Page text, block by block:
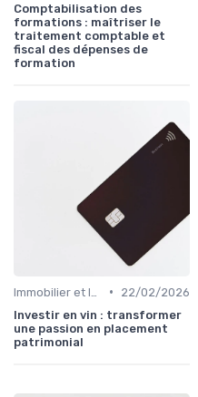
Comptabilisation des
formations : maîtriser le
traitement comptable et
fiscal des dépenses de
formation
•
22/02/2026
Investir en vin : transformer
une passion en placement
patrimonial